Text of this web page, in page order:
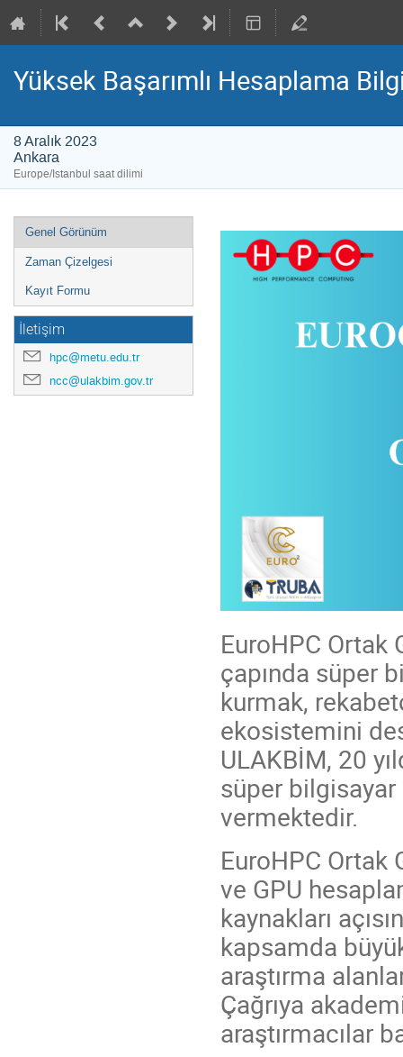
Yüksek Başarımlı Hesaplama
8 Aralık 2023
Ankara
Europe/Istanbul saat dilimi
Event
menu
Genel Görünüm
Zaman Çizelgesi
Kayıt Formu
İletişim
hpc@metu.edu.tr
ncc@ulakbim.gov.tr
EuroHPC Ortak
çapında süper
kurmak,
ekosistemini
ULAKBİM, 20
süper
vermektedir.
EuroHPC Ortak
ve GPU
kaynakları
kapsamda
araştırma
Çağrıya
araştırmacılar